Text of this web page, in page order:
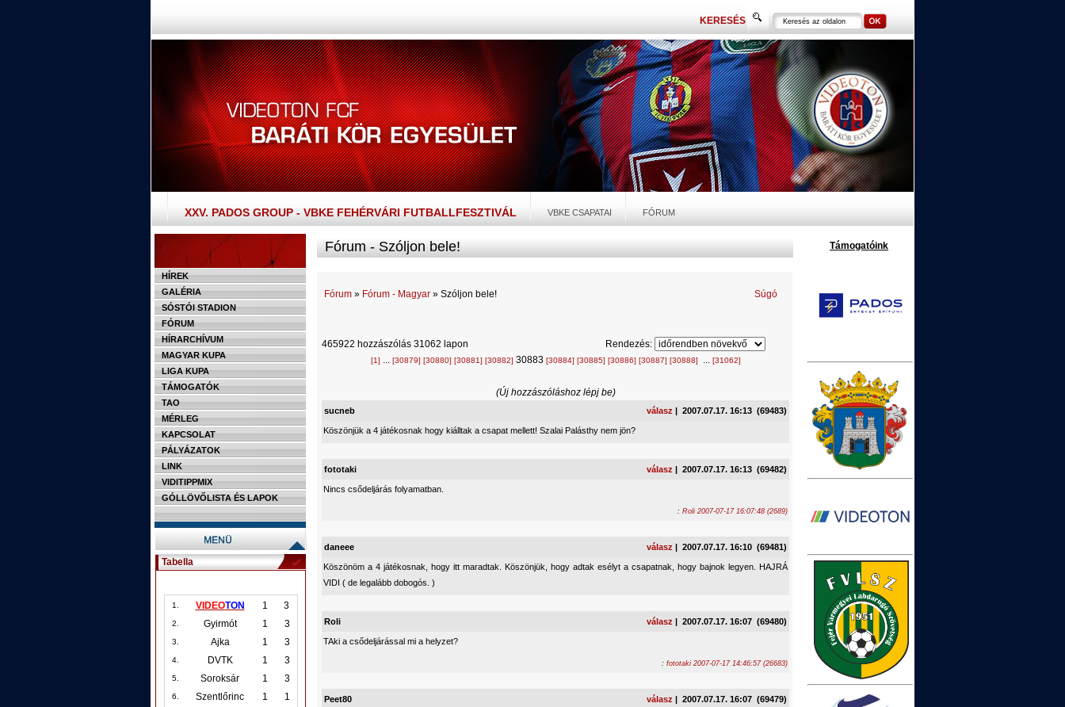
KERESÉS
XXV. PADOS GROUP - VBKE FEHÉRVÁRI FUTBALLFESZTIVÁL VBKE CSAPATAI FÓRUM
HÍREK
GALÉRIA
SÓSTÓI STADION
FÓRUM
HÍRARCHÍVUM
MAGYAR KUPA
LIGA KUPA
TÁMOGATÓK
TAO
MÉRLEG
KAPCSOLAT
PÁLYÁZATOK
LINK
VIDITIPPMIX
GÓLLÖVŐLISTA ÉS LAPOK
Tabella
1. VIDEOTON 1 3
2. Gyirmót 1 3
3. Ajka 1 3
4. DVTK 1 3
5. Soroksár 1 3
6. Szentlőrinc 1 1
Fórum - Szóljon bele!
Fórum » Fórum - Magyar » Szóljon bele! Súgó
465922 hozzászólás 31062 lapon Rendezés:
[1] ... [30879] [30880] [30881] [30882] 30883 [30884] [30885] [30886] [30887] [30888] ... [31062]
(Új hozzászóláshoz lépj be)
sucneb válasz | 2007.07.17. 16:13 (69483)
Köszönjük a 4 játékosnak hogy kiálltak a csapat mellett! Szalai Palásthy nem jön?
fototaki válasz | 2007.07.17. 16:13 (69482)
Nincs csődeljárás folyamatban.
: Roli 2007-07-17 16:07:48 (2689)
daneee válasz | 2007.07.17. 16:10 (69481)
Köszönöm a 4 játékosnak, hogy itt maradtak. Köszönjük, hogy adtak esélyt a csapatnak, hogy bajnok legyen. HAJRÁ
VIDI ( de legalább dobogós. )
Roli válasz | 2007.07.17. 16:07 (69480)
TAki a csődeljárással mi a helyzet?
: fototaki 2007-07-17 14:46:57 (26683)
Peet80 válasz | 2007.07.17. 16:07 (69479)
Támogatóink